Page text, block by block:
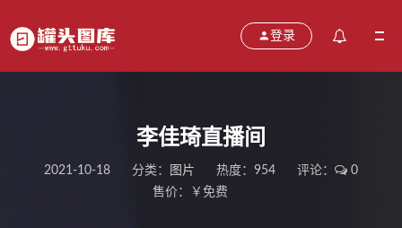
登录
李佳琦直播间
2021-10-18 分类： 图片 热度：954 评论：
0
售价：￥免费